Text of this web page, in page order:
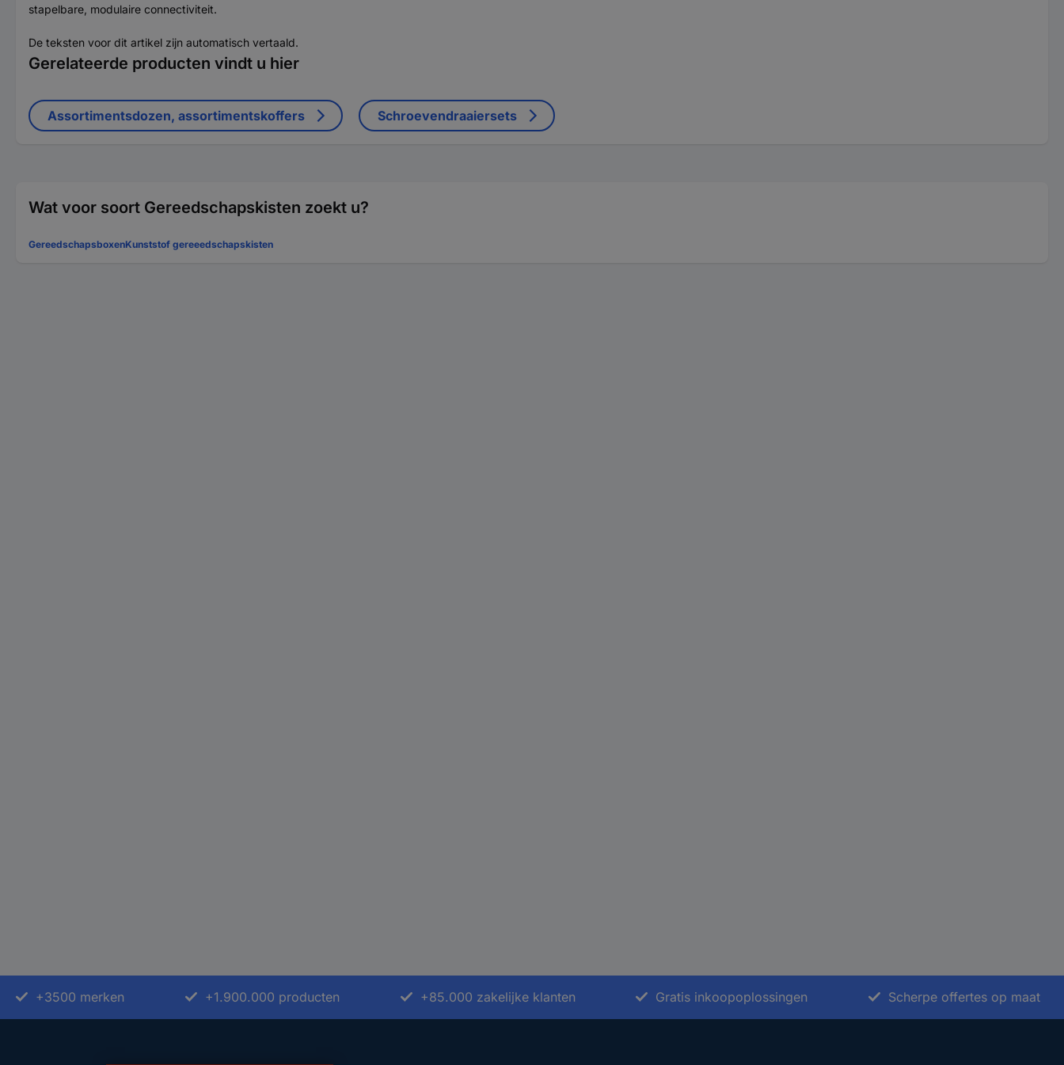
stapelbare, modulaire connectiviteit.
De teksten voor dit artikel zijn automatisch vertaald.
Gerelateerde producten vindt u hier
Assortimentsdozen, assortimentskoffers Schroevendraaiersets
Wat voor soort Gereedschapskisten zoekt u?
GereedschapsboxenKunststof gereeedschapskisten
+3500 merken +1.900.000 producten +85.000 zakelijke klanten Gratis inkoopoplossingen Scherpe offertes op maat